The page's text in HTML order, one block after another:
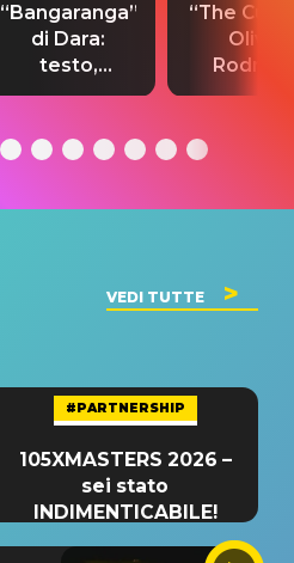
“Bangaranga”
di Dara:
testo,
traduzione e
del singolo
“The
Olivia
testo,
VEDI TUTTE
#PARTNERSHIP
105XMASTERS 2026 –
sei stato
INDIMENTICABILE!